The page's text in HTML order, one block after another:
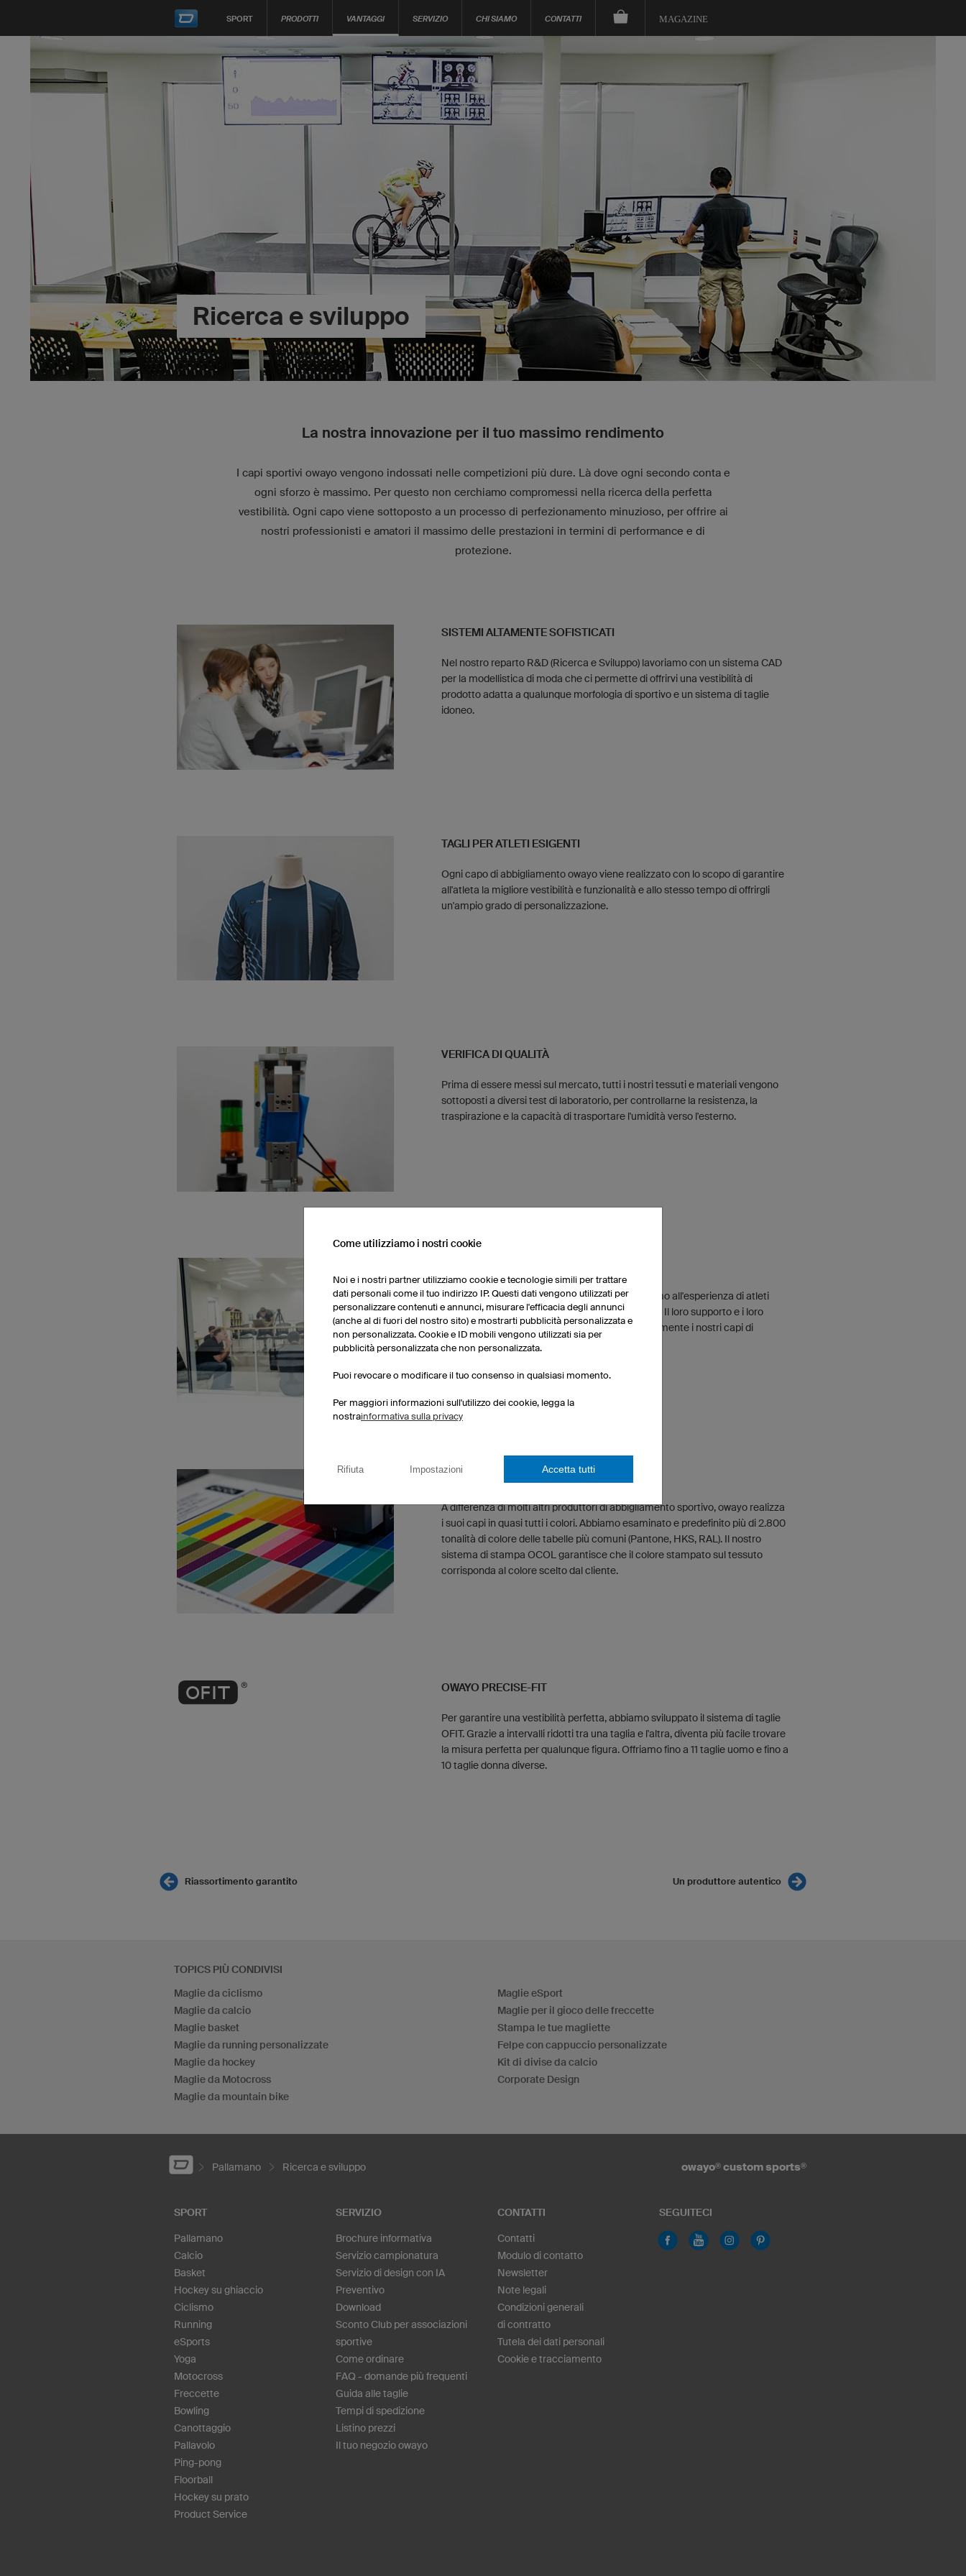
SPORT PRODOTTI VANTAGGI SERVIZIO CHI SIAMO CONTATTI MAGAZINE
Ricerca e sviluppo
La nostra innovazione per il tuo massimo rendimento
I capi sportivi owayo vengono indossati nelle competizioni più dure. Là dove ogni secondo conta e
ogni sforzo è massimo. Per questo non cerchiamo compromessi nella ricerca della perfetta
vestibilità. Ogni capo viene sottoposto a un processo di perfezionamento minuzioso, per offrire ai
nostri professionisti e amatori il massimo delle prestazioni in termini di performance e di
protezione.
SISTEMI ALTAMENTE SOFISTICATI
Nel nostro reparto R&D (Ricerca e Sviluppo) lavoriamo con un sistema CAD
per la modellistica di moda che ci permette di offrirvi una vestibilità di
prodotto adatta a qualunque morfologia di sportivo e un sistema di taglie
idoneo.
TAGLI PER ATLETI ESIGENTI
Ogni capo di abbigliamento owayo viene realizzato con lo scopo di garantire
all'atleta la migliore vestibilità e funzionalità e allo stesso tempo di offrirgli
un'ampio grado di personalizzazione.
VERIFICA DI QUALITÀ
Prima di essere messi sul mercato, tutti i nostri tessuti e materiali vengono
sottoposti a diversi test di laboratorio, per controllarne la resistenza, la
traspirazione e la capacità di trasportare l'umidità verso l'esterno.
In ogni fase di sviluppo del prodotto ci appoggiamo all'esperienza di atleti
professionisti delle più diverse discipline sportive. Il loro supporto e i loro
suggerimenti ci aiutano a perfezionare costantemente i nostri capi di
abbigliamento sportivo.
SIAMO GLI SPECIALISTI DEL COLORE
A differenza di molti altri produttori di abbigliamento sportivo, owayo realizza
i suoi capi in quasi tutti i colori. Abbiamo esaminato e predefinito più di 2.800
tonalità di colore delle tabelle più comuni (Pantone, HKS, RAL). Il nostro
sistema di stampa OCOL garantisce che il colore stampato sul tessuto
corrisponda al colore scelto dal cliente.
OWAYO PRECISE-FIT
Per garantire una vestibilità perfetta, abbiamo sviluppato il sistema di taglie
OFIT. Grazie a intervalli ridotti tra una taglia e l'altra, diventa più facile trovare
la misura perfetta per qualunque figura. Offriamo fino a 11 taglie uomo e fino a
10 taglie donna diverse.
Riassortimento garantito Un produttore autentico
TOPICS PIÙ CONDIVISI
Maglie da ciclismo
Maglie da calcio
Maglie basket
Maglie da running personalizzate
Maglie da hockey
Maglie da Motocross
Maglie da mountain bike
Maglie eSport
Maglie per il gioco delle freccette
Stampa le tue magliette
Felpe con cappuccio personalizzate
Kit di divise da calcio
Corporate Design
Pallamano Ricerca e sviluppo owayo® custom sports®
SPORT
Pallamano
Calcio
Basket
Hockey su ghiaccio
Ciclismo
Running
eSports
Yoga
Motocross
Freccette
Bowling
Canottaggio
Pallavolo
Ping-pong
Floorball
Hockey su prato
Product Service
SERVIZIO
Brochure informativa
Servizio campionatura
Servizio di design con IA
Preventivo
Download
Sconto Club per associazioni
sportive
Come ordinare
FAQ - domande più frequenti
Guida alle taglie
Tempi di spedizione
Listino prezzi
Il tuo negozio owayo
CONTATTI
Contatti
Modulo di contatto
Newsletter
Note legali
Condizioni generali
di contratto
Tutela dei dati personali
Cookie e tracciamento
SEGUITECI
Come utilizziamo i nostri cookie
Noi e i nostri partner utilizziamo cookie e tecnologie simili per trattare
dati personali come il tuo indirizzo IP. Questi dati vengono utilizzati per
personalizzare contenuti e annunci, misurare l'efficacia degli annunci
(anche al di fuori del nostro sito) e mostrarti pubblicità personalizzata e
non personalizzata. Cookie e ID mobili vengono utilizzati sia per
pubblicità personalizzata che non personalizzata.
Puoi revocare o modificare il tuo consenso in qualsiasi momento.
Per maggiori informazioni sull'utilizzo dei cookie, legga la
nostrainformativa sulla privacy
Rifiuta Impostazioni Accetta tutti